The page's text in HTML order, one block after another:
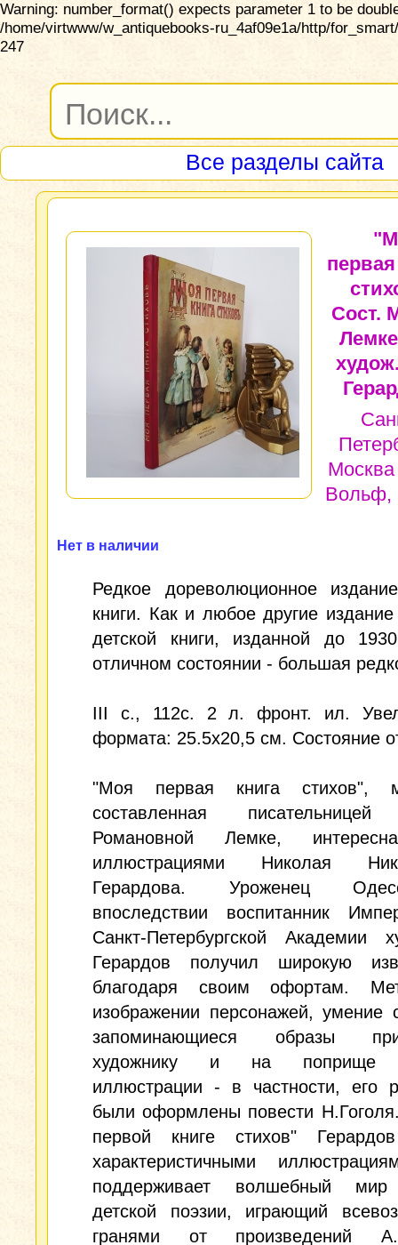
Warning: number_format() expects parameter 1 to be
/home/virtwww/w_antiquebooks-ru_4af09e1a/http/
247
Все разделы сайта
Сост.
Вольф,
Нет в наличии
Редкое дореволюционное
книги. Как и любое другие издание
детской книги, изданной до
отличном состоянии - большая
III с., 112c. 2 л. фронт. ил.
формата: 25.5x20,5 см. Состояние
"Моя первая книга стихов",
составленная
Романовной Лемке,
иллюстрациями Николая
Герардова. Уроженец
впоследствии воспитанник
Санкт-Петербургской Академии
Герардов получил широкую
благодаря своим офортам.
изображении персонажей, умение
запоминающиеся образы
художнику и на поприще
иллюстрации - в частности, его
были оформлены повести
первой книге стихов"
характеристичными
поддерживает волшебный мир
детской поэзии, играющий
гранями от произведений